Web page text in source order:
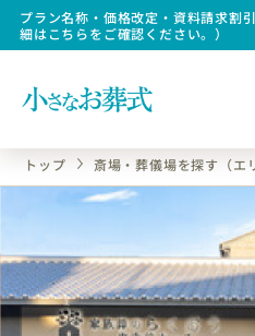
プラン名称・価格改定・資料請求割
細はこちらをご確認ください。）
トップ 斎場・葬儀場を探す（エ